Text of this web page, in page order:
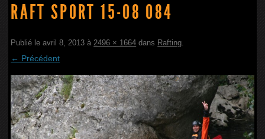
RAFT SPORT 15-08 084
Publié leavril 8, 2013 à2496 × 1664 dans Rafting.
← Précédent